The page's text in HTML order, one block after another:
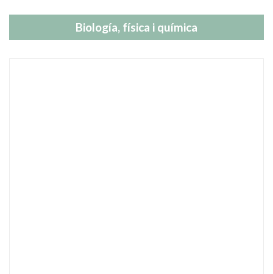
Biología, física i química